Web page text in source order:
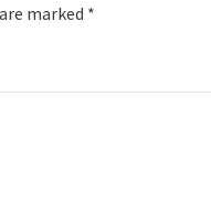
marked *